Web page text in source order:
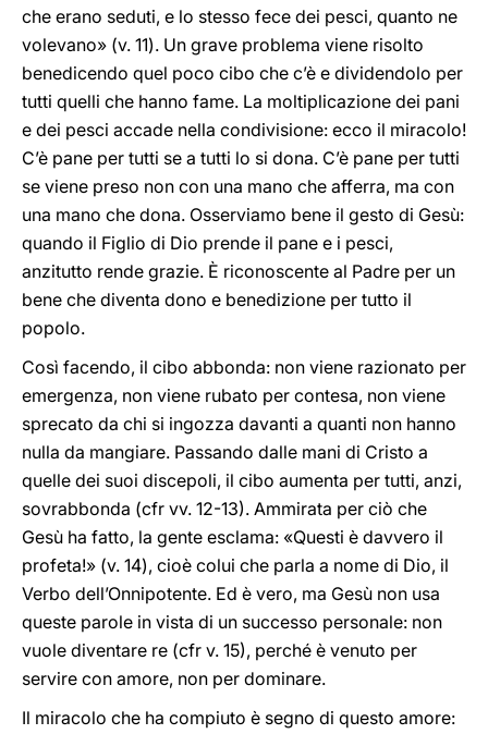
che erano seduti, e lo stesso fece dei pesci, quanto ne
volevano» (v. 11). Un grave problema viene risolto
benedicendo quel poco cibo che c’è e dividendolo per
tutti quelli che hanno fame. La moltiplicazione dei pani
e dei pesci accade nella condivisione: ecco il miracolo!
C’è pane per tutti se a tutti lo si dona. C’è pane per tutti
se viene preso non con una mano che afferra, ma con
una mano che dona. Osserviamo bene il gesto di Gesù:
quando il Figlio di Dio prende il pane e i pesci,
anzitutto rende grazie. È riconoscente al Padre per un
bene che diventa dono e benedizione per tutto il
popolo.
Così facendo, il cibo abbonda: non viene razionato per
emergenza, non viene rubato per contesa, non viene
sprecato da chi si ingozza davanti a quanti non hanno
nulla da mangiare. Passando dalle mani di Cristo a
quelle dei suoi discepoli, il cibo aumenta per tutti, anzi,
sovrabbonda (cfr vv. 12-13). Ammirata per ciò che
Gesù ha fatto, la gente esclama: «Questi è davvero il
profeta!» (v. 14), cioè colui che parla a nome di Dio, il
Verbo dell’Onnipotente. Ed è vero, ma Gesù non usa
queste parole in vista di un successo personale: non
vuole diventare re (cfr v. 15), perché è venuto per
servire con amore, non per dominare.
Il miracolo che ha compiuto è segno di questo amore: